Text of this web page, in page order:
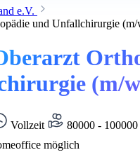
e.V.
und Unfallchirurgie
(m/
Vollzeit
80000 - 100000
möglich